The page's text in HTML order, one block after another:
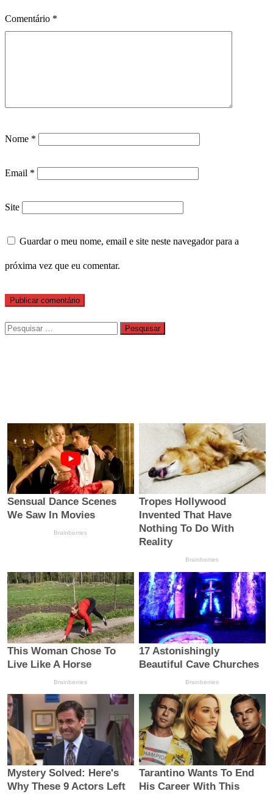
Comentário *
Nome *
Email *
Site
Guardar o meu nome, email e site neste navegador para a
próxima vez que eu comentar.
Pesquisar
por: